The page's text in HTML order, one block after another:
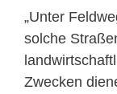
„Unter
solche
Zwecken